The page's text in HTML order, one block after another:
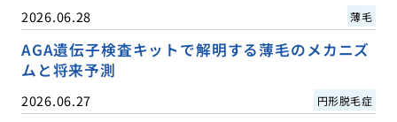
2026.06.28 薄毛
AGA遺伝子検査キットで解明する薄毛のメカニズ
ムと将来予測
2026.06.27 円形脱毛症